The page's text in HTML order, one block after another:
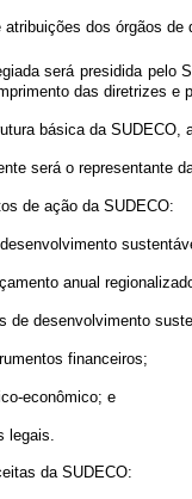
dos órgãos de
será presidida pelo
das diretrizes e
básica da SUDECO,
será o representante
da SUDECO:
anual
de desenvolvimento
financeiros;
e
legais.
da SUDECO: